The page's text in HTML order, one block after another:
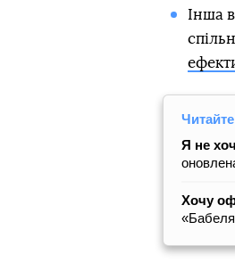
Інша
Я не
Хочу